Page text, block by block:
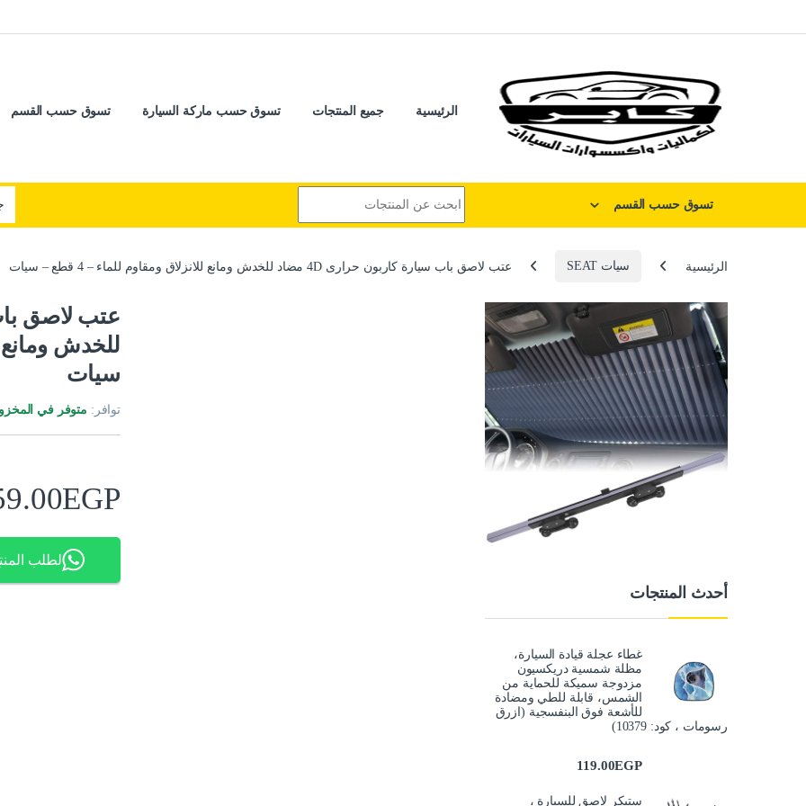
الرئيسية جميع المنتجات تسوق حسب ماركة السيارة تسوق حسب القسم
تسوق حسب القسم
الرئيسية سيات SEAT عتب لاصق باب سيارة كاربون حرارى 4D مضاد للخدش ومانع للانزلاق ومقاوم للماء – 4 قطع – سيات
سيات
توافر: متوفر في
EGP
لطلب
أحدث المنتجات
غطاء عجلة قيادة السيارة،
مظلة شمسية دريكسيون
مزدوجة سميكة للحماية من
الشمس، قابلة للطي ومضادة
للأشعة فوق البنفسجية (ازرق
رسومات ، كود: 10379)
119.00EGP
ستيكر لاصق للسيارة ،